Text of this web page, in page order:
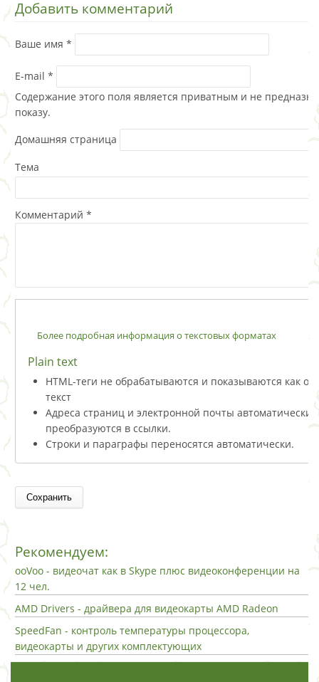
Добавить комментарий
Ваше имя *
E-mail *
Содержание этого поля является приватным и не
показу.
Домашняя страница
Тема
Комментарий *
Более подробная информация о текстовых форматах
Plain text
HTML-теги не обрабатываются и показываются как
текст
Адреса страниц и электронной почты автоматически
преобразуются в ссылки.
Строки и параграфы переносятся автоматически.
Рекомендуем:
ooVoo - видеочат как в Skype плюс видеоконференции на
12 чел.
AMD Drivers - драйвера для видеокарты AMD Radeon
SpeedFan - контроль температуры процессора,
видеокарты и других комплектующих